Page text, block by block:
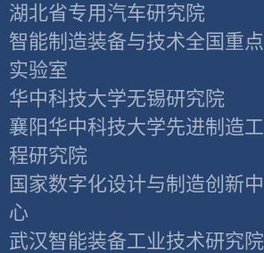
湖北省专用汽车研究院
智能制造装备与技术全国重点
实验室
华中科技大学无锡研究院
襄阳华中科技大学先进制造工
程研究院
国家数字化设计与制造创新中
心
武汉智能装备工业技术研究院